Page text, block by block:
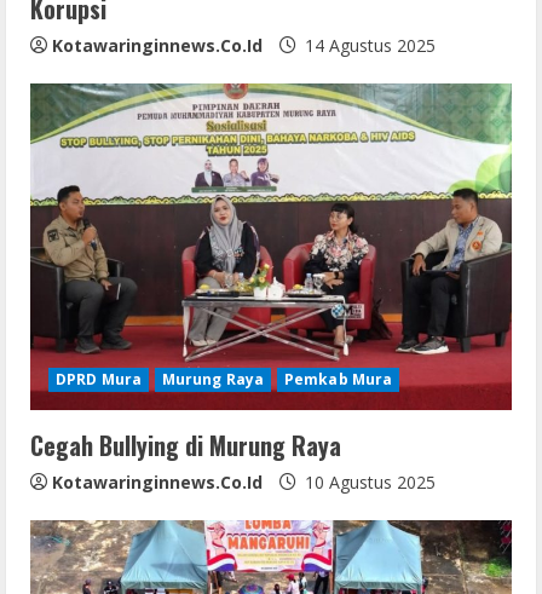
g
Korupsi
Kotawaringinnews.co.id 14 Agustus 2025
DPRD Mura Murung Raya Pemkab Mura
Cegah Bullying di Murung Raya
Kotawaringinnews.co.id 10 Agustus 2025